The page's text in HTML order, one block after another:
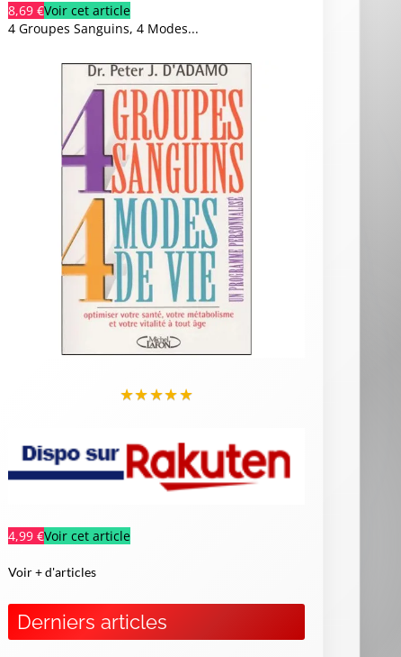
8,69 €Voir cet article
4 Groupes Sanguins, 4 Modes...
★★★★★
4,99 €Voir cet article
Voir + d'articles
Derniers articles